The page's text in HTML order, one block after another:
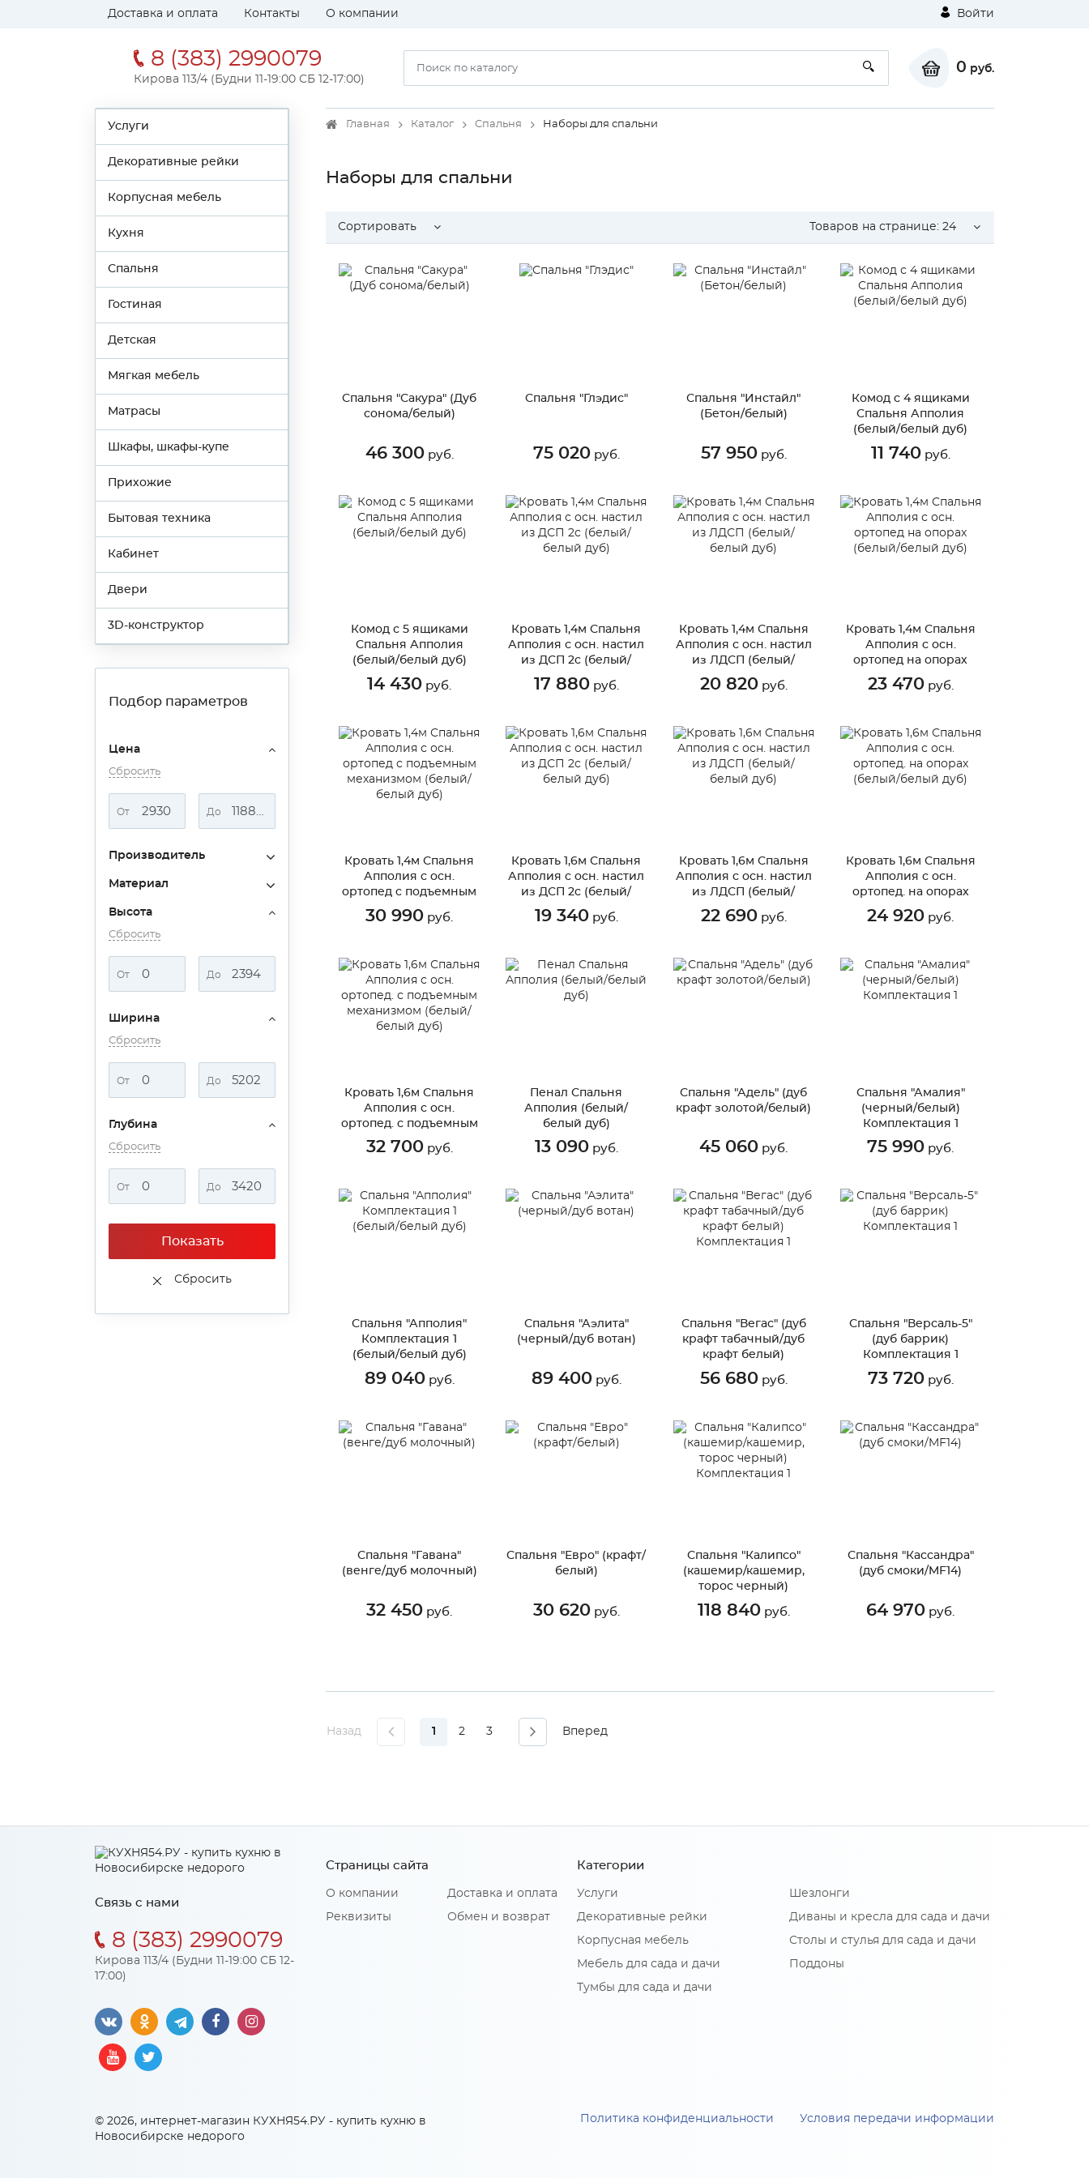
Доставка и оплата Контакты О компании Войти
8 (383) 2990079
Кирова 113/4 (Будни 11-19:00 СБ 12-17:00)
0 руб.
Услуги
Декоративные рейки
Корпусная мебель
Кухня
Спальня
Гостиная
Детская
Мягкая мебель
Матрасы
Шкафы, шкафы-купе
Прихожие
Бытовая техника
Кабинет
Двери
3D-конструктор
Подбор параметров
Цена
Сбросить
От До
Производитель
Материал
Высота
Сбросить
От До
Ширина
Сбросить
От До
Глубина
Сбросить
От До
Показать
Сбросить
Главная Каталог Спальня Наборы для спальни
Наборы для спальни
Сортировать Товаров на странице: 24
Спальня "Сакура" (Дуб
сонома/белый)
46 300руб.
Спальня "Глэдис"
75 020руб.
Спальня "Инстайл"
(Бетон/белый)
57 950руб.
Комод с 4 ящиками
Спальня Апполия
(белый/белый дуб)
11 740руб.
Комод с 5 ящиками
Спальня Апполия
(белый/белый дуб)
14 430 руб.
Кровать 1,4м Спальня
Апполия с осн. настил
из ДСП 2с (белый/
белый дуб)
17 880руб.
Кровать 1,4м Спальня
Апполия с осн. настил
из ЛДСП (белый/
белый дуб)
20 820руб.
Кровать 1,4м Спальня
Апполия с осн.
ортопед на опорах
(белый/белый дуб)
23 470руб.
Кровать 1,4м Спальня
Апполия с осн.
ортопед с подъемным
механизмом (белый/
белый дуб)
30 990 руб.
Кровать 1,6м Спальня
Апполия с осн. настил
из ДСП 2с (белый/
белый дуб)
19 340руб.
Кровать 1,6м Спальня
Апполия с осн. настил
из ЛДСП (белый/
белый дуб)
22 690руб.
Кровать 1,6м Спальня
Апполия с осн.
ортопед. на опорах
(белый/белый дуб)
24 920 руб.
Кровать 1,6м Спальня
Апполия с осн.
ортопед. с подъемным
механизмом (белый/
белый дуб)
32 700руб.
Пенал Спальня
Апполия (белый/
белый дуб)
13 090руб.
Спальня "Адель" (дуб
крафт золотой/белый)
45 060 руб.
Спальня "Амалия"
(черный/белый)
Комплектация 1
75 990 руб.
Спальня "Апполия"
Комплектация 1
(белый/белый дуб)
89 040руб.
Спальня "Аэлита"
(черный/дуб вотан)
89 400руб.
Спальня "Вегас" (дуб
крафт табачный/дуб
крафт белый)
Комплектация 1
56 680руб.
Спальня "Версаль-5"
(дуб баррик)
Комплектация 1
73 720руб.
Спальня "Гавана"
(венге/дуб молочный)
32 450 руб.
Спальня "Евро" (крафт/
белый)
30 620руб.
Спальня "Калипсо"
(кашемир/кашемир,
торос черный)
Комплектация 1
118 840руб.
Спальня "Кассандра"
(дуб смоки/MF14)
64 970 руб.
Назад 1 2 3 Вперед
Связь с нами
8 (383) 2990079
Кирова 113/4 (Будни 11-19:00 СБ 12-
17:00)
Страницы сайта
О компании
Реквизиты
Доставка и оплата
Обмен и возврат
Категории
Услуги
Декоративные рейки
Корпусная мебель
Мебель для сада и дачи
Тумбы для сада и дачи
Шезлонги
Диваны и кресла для сада и дачи
Столы и стулья для сада и дачи
Поддоны
© 2026, интернет-магазин КУХНЯ54.РУ - купить кухню в
Новосибирске недорого
Политика конфиденциальности Условия передачи информации